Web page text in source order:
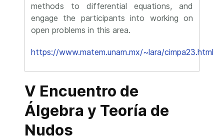
methods to differential equations, and
engage the participants into working on
open problems in this area.
https://www.matem.unam.mx/~lara/cimpa23.html
V Encuentro de
Álgebra y Teoría de
Nudos